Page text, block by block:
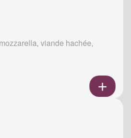
viande hachée,